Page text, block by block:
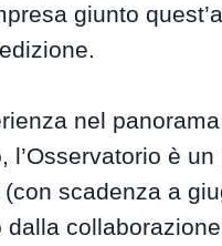
giunto
nel
l’Osservatorio è un
scadenza a
collaborazione